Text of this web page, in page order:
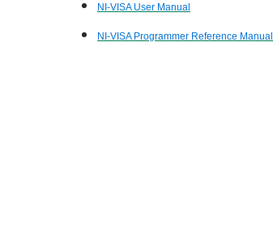
NI-VISA User Manual
NI-VISA Programmer Reference Manual